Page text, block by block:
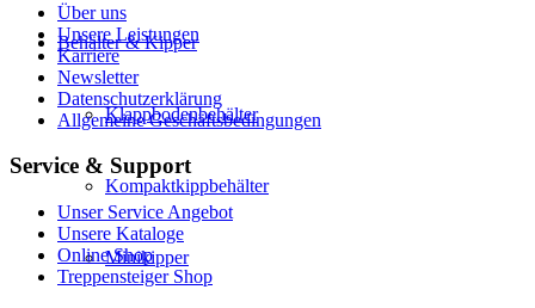
Behälter & Kipper
Klappbodenbehälter
Kompaktkippbehälter
Minikipper
Über uns
Unsere Leistungen
Karriere
Newsletter
Datenschutzerklärung
Allgemeine Geschäftsbedingungen
Service & Support
Unser Service Angebot
Unsere Kataloge
Online Shop
Treppensteiger Shop